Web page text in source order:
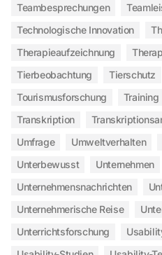
Teambesprechungen
Technologische Innovation
Therapieaufzeichnung
Tierbeobachtung
Tierschutz
Tourismusforschung
Training
Transkription
Umfrage
Umweltverhalten
Unterbewusst
Unternehmen
Unternehmensnachrichten
Unternehmerische Reise
Unterrichtsforschung